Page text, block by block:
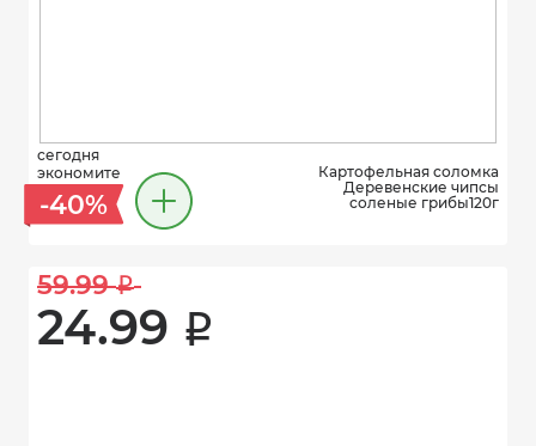
сегодня
экономите
-40%
Картофельная соломка
Деревенские чипсы
соленые грибы120г
59.99 i
24.99 i